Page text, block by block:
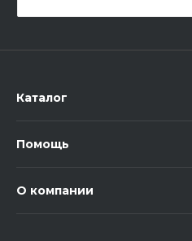
Каталог
Помощь
О компании